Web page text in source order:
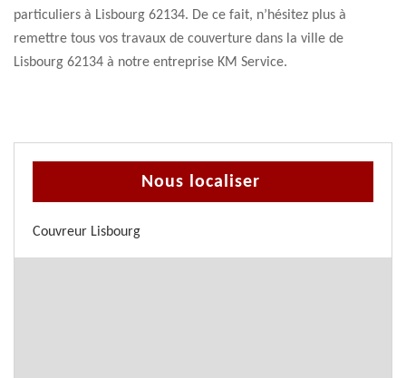
particuliers à Lisbourg 62134. De ce fait, n’hésitez plus à
remettre tous vos travaux de couverture dans la ville de
Lisbourg 62134 à notre entreprise KM Service.
Nous localiser
Couvreur Lisbourg